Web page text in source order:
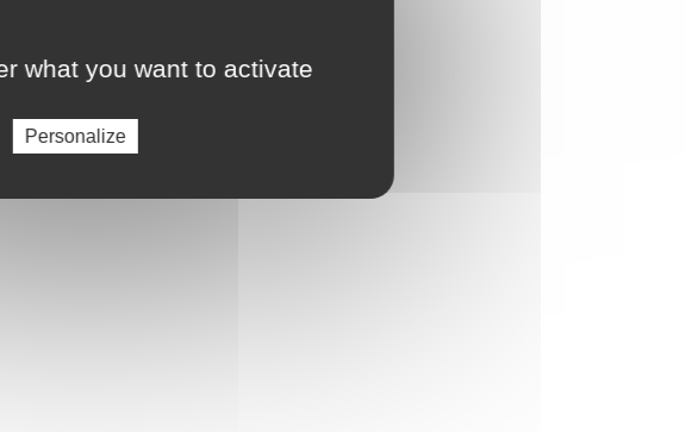
what you want to activate
Personalize